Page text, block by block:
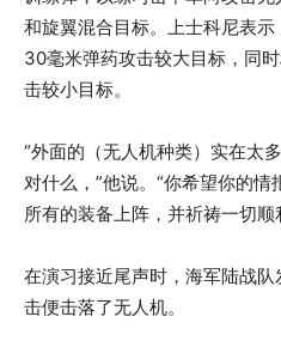
和旋翼混合目标。上士科尼表
30毫米弹药攻击较大目标，同
击较小目标。
“外面的（无人机种类）实在太
对什么，”他说。“你希望你的
所有的装备上阵，并祈祷一切顺
在演习接近尾声时，海军陆战队
击便击落了无人机。